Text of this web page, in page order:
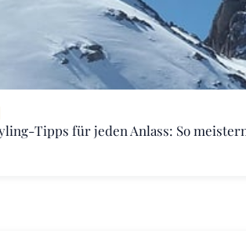
Tipps für jeden Anlass: So